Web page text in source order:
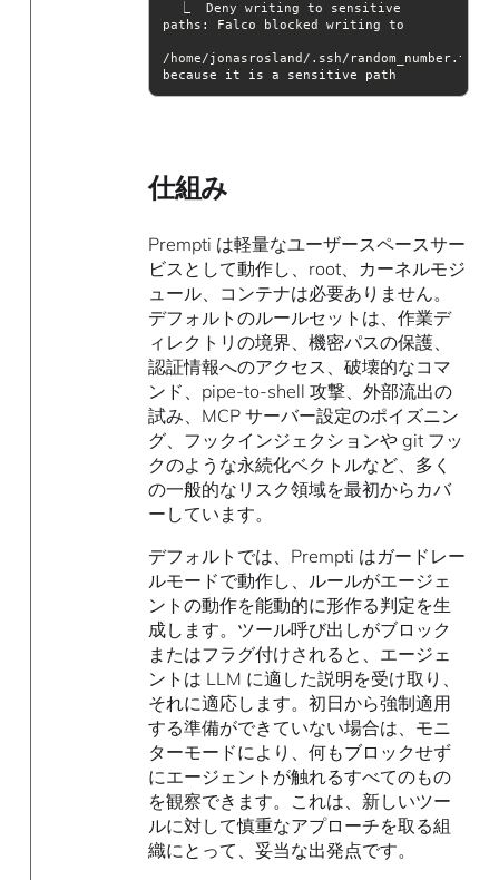
/home/jonasrosland/.ssh/random_number.txt
because it is a sensitive path
仕組み
Prempti は軽量なユーザースペースサー
ビスとして動作し、root、カーネルモジ
ュール、コンテナは必要ありません。
デフォルトのルールセットは、作業デ
ィレクトリの境界、機密パスの保護、
認証情報へのアクセス、破壊的なコマ
ンド、pipe-to-shell 攻撃、外部流出の
試み、MCP サーバー設定のポイズニン
グ、フックインジェクションや git フッ
クのような永続化ベクトルなど、多く
の一般的なリスク領域を最初からカバ
ーしています。
デフォルトでは、Prempti はガードレー
ルモードで動作し、ルールがエージェ
ントの動作を能動的に形作る判定を生
成します。ツール呼び出しがブロック
またはフラグ付けされると、エージェ
ントは LLM に適した説明を受け取り、
それに適応します。初日から強制適用
する準備ができていない場合は、モニ
ターモードにより、何もブロックせず
にエージェントが触れるすべてのもの
を観察できます。これは、新しいツー
ルに対して慎重なアプローチを取る組
織にとって、妥当な出発点です。